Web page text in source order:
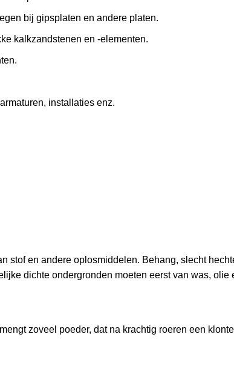
bij gipsplaten en andere platen.
kalkzandstenen en -elementen.
installaties enz.
stof en andere oplosmiddelen. Behang, slecht
dichte ondergronden moeten eerst van was, olie
zoveel poeder, dat na krachtig roeren een